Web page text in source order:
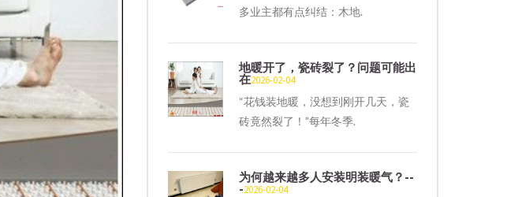
多业主都有点纠结：木地.
地暖开了，瓷砖裂了？问题可能出
在2026-02-04
“花钱装地暖，没想到刚开几天，瓷
砖竟然裂了！”每年冬季.
为何越来越多人安装明装暖气？--
-2026-02-04